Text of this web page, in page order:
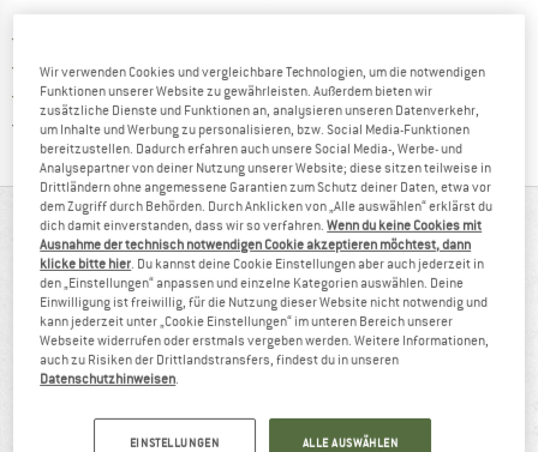
100 Tage RückgaberechtGehe hier zu den Rückgabe-
Kauf auf RechnungFinde die Zahlungs-Infos hier! Öffnet
Trusted Shops KäuferschutzFinde alle Infos hier!
AUF EINEN BLICK
Kocher-System für Rucksacktouren
Wir verwenden Cookies und vergleichbare Technologien, um die notwendigen
Funktionen unserer Website zu gewährleisten. Außerdem bieten wir
zusätzliche Dienste und Funktionen an, analysieren unseren Datenverkehr,
um Inhalte und Werbung zu personalisieren, bzw. Social Media-Funktionen
bereitzustellen. Dadurch erfahren auch unsere Social Media-, Werbe- und
Analysepartner von deiner Nutzung unserer Website; diese sitzen teilweise in
Drittländern ohne angemessene Garantien zum Schutz deiner Daten, etwa vor
dem Zugriff durch Behörden. Durch Anklicken von „Alle auswählen“ erklärst du
dich damit einverstanden, dass wir so verfahren.Wenn du keine Cookies mit
Ausnahme der technisch notwendigen Cookie akzeptieren möchtest, dann
klicke bitte hier . Du kannst deine Cookie Einstellungen aber auch jederzeit in
den „Einstellungen“ anpassen und einzelne Kategorien auswählen. Deine
Einwilligung ist freiwillig, für die Nutzung dieser Website nicht notwendig und
kann jederzeit unter „Cookie Einstellungen“ im unteren Bereich unserer
Webseite widerrufen oder erstmals vergeben werden. Weitere Informationen,
auch zu Risiken der Drittlandstransfers, findest du in unseren
Datenschutzhinweisen
EINSTELLUNGEN ALLE AUSWÄHLEN